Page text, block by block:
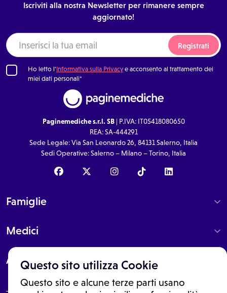
Questo sito utilizza Cookie
Questo sito e alcune terze parti usano
Iscriviti alla nostra Newsletter per rimanere sempre
aggiornato!
Registrati
Ho letto l'Informativa sulla Privacye acconsento al trattamento dei
miei dati personali*
Paginemediche s.r.l. SB| P.IVA: IT05418080650
REA: SA-444291
Sede Legale: Via San Leonardo 26, 84131 Salerno, Italia
Sedi Operative: Salerno – Milano – Torino, Italia
Famiglie
Medici
About